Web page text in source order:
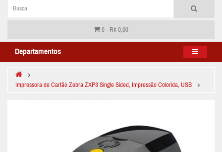
0 - R$ 0,00
Departamentos
Impressora de Cartão Zebra ZXP3 Single Sided, Impressão Colorida, USB